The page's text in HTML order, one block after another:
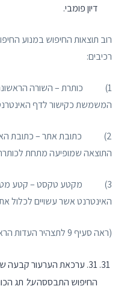
דיון פומבי.
רוב תוצאות החיפוש במנוע
רכיבים:
1) כותרת – השורה
המשמשת כקישור לדף
2) כתובת אתר – כתובת
התוצאה שמופיעה מתחת
3) מקטע טקסט – קטע
האינטרנט אשר עשויים לכלול
(ראה סעיף 9 לתצהיר העדות הראשית מטעם גוגל)."
31. ערכאת הערעור קבעה
החיפוש התבססהעל תג